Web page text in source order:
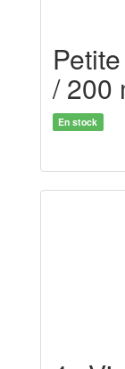
/ 200
En stock